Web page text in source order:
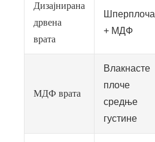
Дизајнирана
дрвена
врата
Шперплоча
+ МДФ
МДФ врата
Влакнасте
плоче
средње
густине